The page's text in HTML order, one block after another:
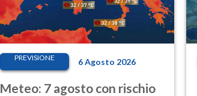
PREVISIONE 6 Agosto 2026
Meteo: 7 agosto con rischio